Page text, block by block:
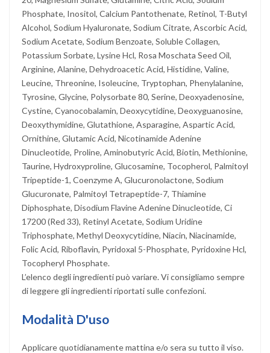
Phosphate, Inositol, Calcium Pantothenate, Retinol, T-Butyl
Alcohol, Sodium Hyaluronate, Sodium Citrate, Ascorbic Acid,
Sodium Acetate, Sodium Benzoate, Soluble Collagen,
Potassium Sorbate, Lysine Hcl, Rosa Moschata Seed Oil,
Arginine, Alanine, Dehydroacetic Acid, Histidine, Valine,
Leucine, Threonine, Isoleucine, Tryptophan, Phenylalanine,
Tyrosine, Glycine, Polysorbate 80, Serine, Deoxyadenosine,
Cystine, Cyanocobalamin, Deoxycytidine, Deoxyguanosine,
Deoxythymidine, Glutathione, Asparagine, Aspartic Acid,
Ornithine, Glutamic Acid, Nicotinamide Adenine
Dinucleotide, Proline, Aminobutyric Acid, Biotin, Methionine,
Taurine, Hydroxyproline, Glucosamine, Tocopherol, Palmitoyl
Tripeptide-1, Coenzyme A, Glucuronolactone, Sodium
Glucuronate, Palmitoyl Tetrapeptide-7, Thiamine
Diphosphate, Disodium Flavine Adenine Dinucleotide, Ci
17200 (Red 33), Retinyl Acetate, Sodium Uridine
Triphosphate, Methyl Deoxycytidine, Niacin, Niacinamide,
Folic Acid, Riboflavin, Pyridoxal 5-Phosphate, Pyridoxine Hcl,
Tocopheryl Phosphate.
L’elenco degli ingredienti può variare. Vi consigliamo sempre
di leggere gli ingredienti riportati sulle confezioni.
Modalità D'uso
Applicare quotidianamente mattina e/o sera su tutto il viso.